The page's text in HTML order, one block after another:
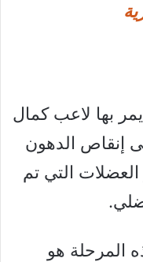
بها لاعب كمال
إنقاص الدهون
التي تم
المرحلة هو